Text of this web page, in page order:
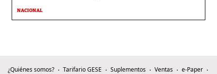
NACIONAL
¿Quiénes somos? Tarifario GESE Suplementos Ventas
e-Paper